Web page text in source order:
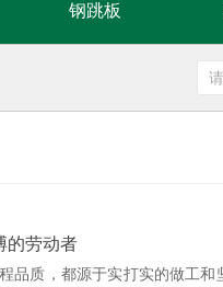
钢跳板
的劳动者
品质，都源于实打实的做工